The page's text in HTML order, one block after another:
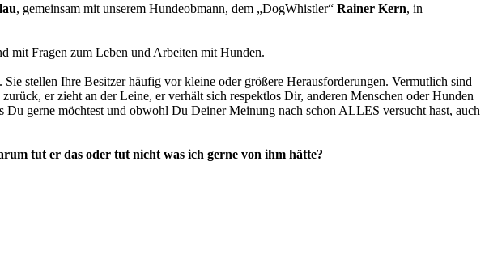
, gemeinsam mit unserem Hundeobmann, dem „DogWhistler“ Rainer Kern, in
mit Fragen zum Leben und Arbeiten mit Hunden.
stellen Ihre Besitzer häufig vor kleine oder größere Herausforderungen. Vermutlich sind
er zieht an der Leine, er verhält sich respektlos Dir, anderen Menschen oder Hunden
gerne möchtest und obwohl Du Deiner Meinung nach schon ALLES versucht hast, auch
tut er das oder tut nicht was ich gerne von ihm hätte?